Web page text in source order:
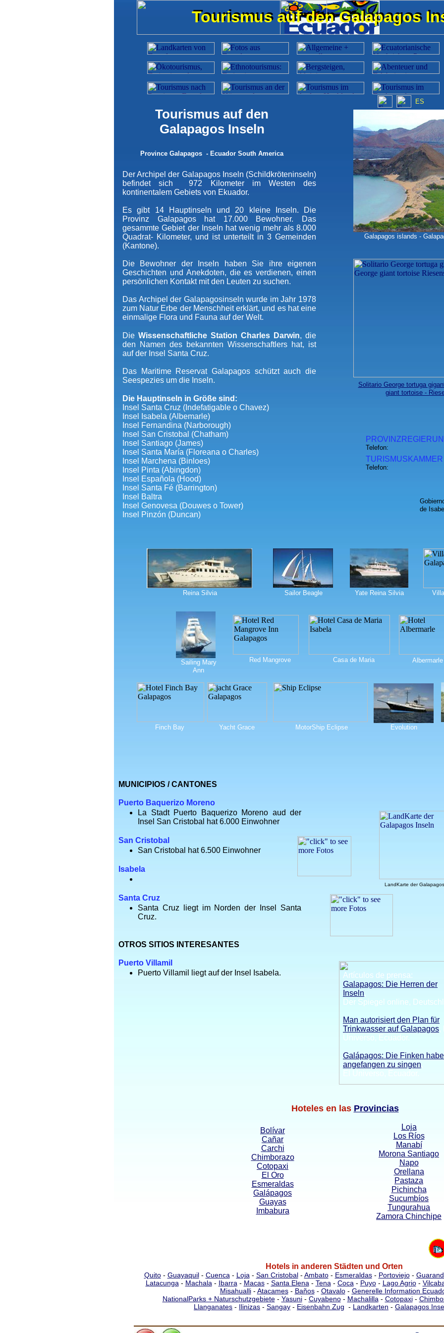
Tourismus auf den
Galapagos Inseln
Der Archipel der Galapagos Inseln (Schildkröteninseln)
befindet sich 972 Kilometer im Westen des
kontinentalem Gebiets von Ekuador.
Es gibt 14 Hauptinseln und 20 kleine Inseln. Die
Provinz Galapagos hat 17.000 Bewohner. Das
gesammte Gebiet der Inseln hat wenig mehr als 8.000
Quadrat- Kilometer, und ist unterteilt in 3 Gemeinden
(Kantone).
Die Bewohner der Inseln haben Sie ihre eigenen
Geschichten und Anekdoten, die es verdienen, einen
persönlichen Kontakt mit den Leuten zu suchen.
Das Archipel der Galapagosinseln wurde im Jahr 1978
zum Natur Erbe der Menschheit erklärt, und es hat eine
einmalige Flora und Fauna auf der Welt.
Die Wissenschaftliche Station Charles Darwin, die
den Namen des bekannten Wissenschaftlers hat, ist
auf der Insel Santa Cruz.
Das Maritime Reservat Galapagos schützt auch die
Seespezies um die Inseln.
Die Hauptinseln in Größe sind:
Insel Santa Cruz (Indefatigable o Chavez)
Insel Isabela (Albemarle)
Insel Fernandina (Narborough)
Insel San Cristobal (Chatham)
Insel Santiago (James)
Insel Santa María (Floreana o Charles)
Insel Marchena (Binloes)
Insel Pinta (Abingdon)
Insel Española (Hood)
Insel Santa Fé (Barrington)
Insel Baltra
Insel Genovesa (Douwes o Tower)
Insel Pinzón (Duncan)
Tourismus auf den Galapagos
Tourismus auf den Galapagos
Province Galapagos - Ecuador South America
Telefon:
Telefon:
Artículos de prensa:
Galapagos: Die Herren der
Inseln,
Der Spiegel online,
Man autorisiert den Plan für
Trinkwasser auf Galapagos,
Universo, Ecuador.
Galápagos: Die Finken
angefangen zu singen,
El Universo, Ecuador.
MUNICIPIOS / CANTONES
Puerto Baquerizo Moreno
La Stadt Puerto Baquerizo Moreno aud der
Insel San Cristobal hat 6.000 Einwohner
San Cristobal
San Cristobal hat 6.500 Einwohner
Isabela
Santa Cruz
Santa Cruz liegt im Norden der Insel Santa
Cruz.
OTROS SITIOS INTERESANTES
Puerto Villamil
Puerto Villamil liegt auf der Insel Isabela.
Galapagos islands -
LandKarte der
de
Hotels in anderen Städten und Orten
Quito- Guayaquil- Cuenca - Loja - San Cristobal- Ambato- Esmeraldas- Portoviejo-
Latacunga - Machala - Ibarra - Macas- Santa Elena - Tena - Coca - Puyo- Lago Agrio-
Misahualli- Atacames- Baños- Otavalo- Generelle Information
NationalParks + Naturschutzgebiete- Yasuni- Cuyabeno- Machalilla - Cotopaxi-
Llanganates - Ilinizas - Sangay - Eisenbahn Zug - Landkarten - Galapagos
Hoteles en las Provincias
Bolívar
Cañar
Carchi
Chimborazo
Cotopaxi
El Oro
Esmeraldas
Galápagos
Guayas
Imbabura
Loja
Los Ríos
Manabí
Morona Santiago
Napo
Orellana
Pastaza
Pichincha
Sucumbíos
Tungurahua
Zamora Chinchipe
Reina Silvia Sailor Beagle Yate Reina Silvia
Sailing Mary
Ann
Red Mangrove Casa de Maria Albermarle
Finch Bay MotorShip Eclipse Evolution
Yacht Grace
Solitario George tortuga
giant tortoise -
ES